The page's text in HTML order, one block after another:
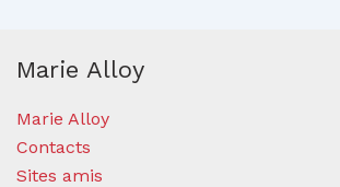
Marie Alloy
Marie Alloy
Contacts
Sites amis